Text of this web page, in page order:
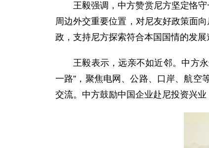
王毅强调，中方赞赏尼方坚定恪
周边外交重要位置，对尼友好政策面
政，支持尼方探索符合本国国情的发
王毅表示，远亲不如近邻。中方
一路”，聚焦电网、公路、口岸、航空
交流。中方鼓励中国企业赴尼投资兴